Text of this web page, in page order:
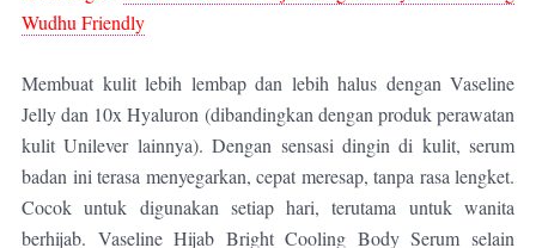
Wudhu Friendly
Membuat kulit lebih lembap dan lebih halus dengan Vaseline
Jelly dan 10x Hyaluron (dibandingkan dengan produk perawatan
kulit Unilever lainnya). Dengan sensasi dingin di kulit, serum
badan ini terasa menyegarkan, cepat meresap, tanpa rasa lengket.
Cocok untuk digunakan setiap hari, terutama untuk wanita
berhijab. Vaseline Hijab Bright Cooling Body Serum selain